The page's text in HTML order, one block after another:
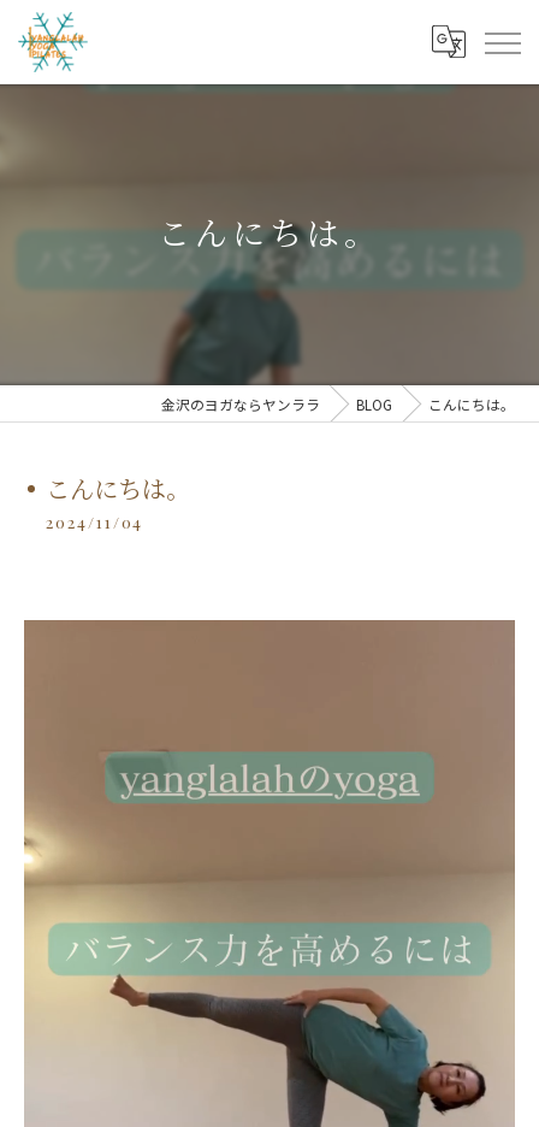
こんにちは。
金沢のヨガならヤンララ BLOG こんにちは。
こんにちは。
2024/11/04